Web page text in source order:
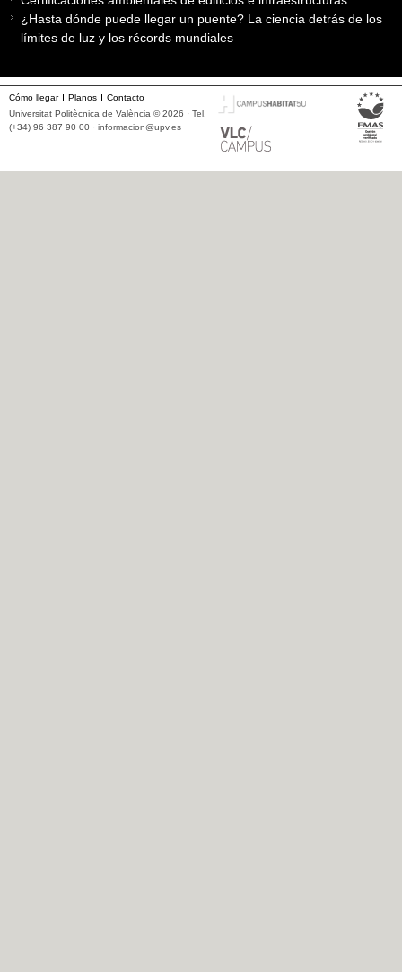
¿Hasta dónde puede llegar un puente? La ciencia detrás de los
límites de luz y los récords mundiales
Cómo llegar Planos
Contacto
Universitat Politècnica de València © 2026 · Tel.
(+34) 96 387 90 00 · informacion@upv.es